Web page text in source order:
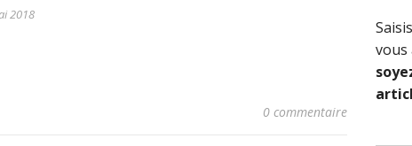
2018
0 commentaire